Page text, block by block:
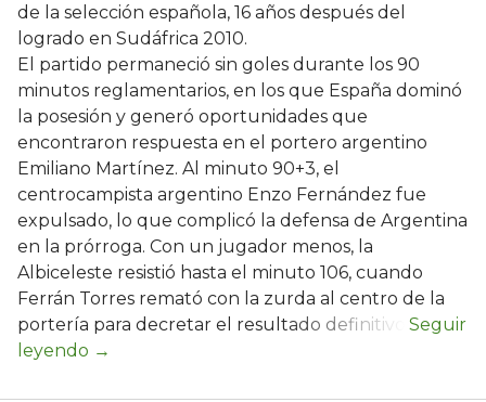
de la selección española, 16 años después del
logrado en Sudáfrica 2010.
El partido permaneció sin goles durante los 90
minutos reglamentarios, en los que España dominó
la posesión y generó oportunidades que
encontraron respuesta en el portero argentino
Emiliano Martínez. Al minuto 90+3, el
centrocampista argentino Enzo Fernández fue
expulsado, lo que complicó la defensa de Argentina
en la prórroga. Con un jugador menos, la
Albiceleste resistió hasta el minuto 106, cuando
Ferrán Torres remató con la zurda al centro de la
portería para decretar el resultado definitivo.